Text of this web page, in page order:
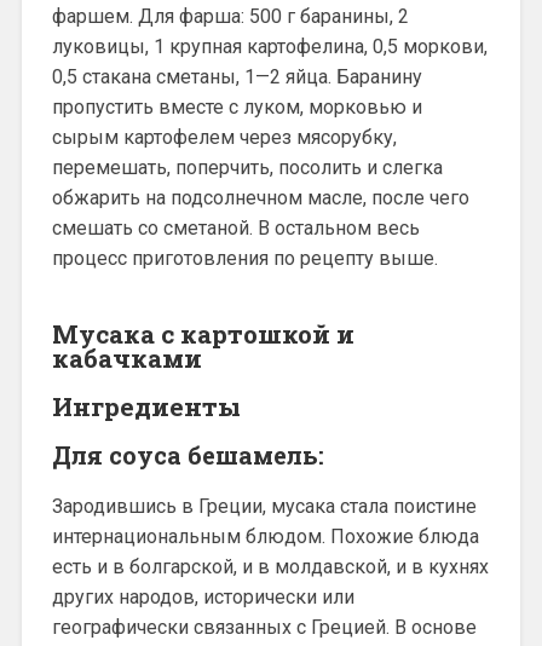
фаршем. Для фарша: 500 г баранины, 2
луковицы, 1 крупная картофелина, 0,5 моркови,
0,5 стакана сметаны, 1—2 яйца. Баранину
пропустить вместе с луком, морковью и
сырым картофелем через мясорубку,
перемешать, поперчить, посолить и слегка
обжарить на подсолнечном масле, после чего
смешать со сметаной. В остальном весь
процесс приготовления по рецепту выше.
Мусака с картошкой и
кабачками
Ингредиенты
Для соуса бешамель:
Зародившись в Греции, мусака стала поистине
интернациональным блюдом. Похожие блюда
есть и в болгарской, и в молдавской, и в кухнях
других народов, исторически или
географически связанных с Грецией. В основе